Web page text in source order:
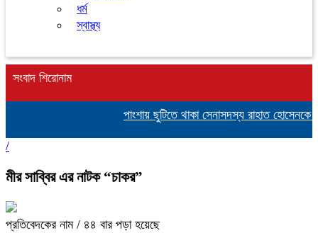
ধর্ম
স্বাস্থ্য
সংবাদ শিরোনাম
পাংশায় ছুটিতে থাকা সেনাসদস্য রাহাত হোসেনকে
/
মীর সাব্বির এর নাটক “চাকর”
প্রতিবেদকের নাম / ৪৪ বার পড়া হয়েছে